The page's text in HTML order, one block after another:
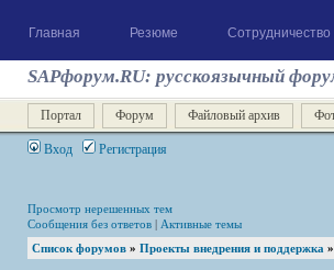
Главная Резюме Сотрудничество
SAPфорум.RU: русскоязычный
Портал Форум Файловый архив
Вход Регистрация
Просмотр нерешенных тем
Сообщения без ответов | Активные темы
Список форумов » Проекты внедрения и поддержка »